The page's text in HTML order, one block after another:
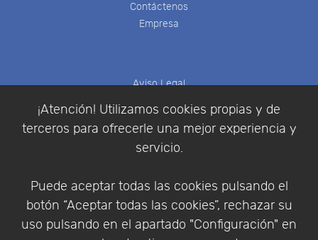
¡Atención! Utilizamos cookies propias y de
terceros para ofrecerle una mejor experiencia y
servicio.
Puede aceptar todas las cookies pulsando el
botón “Aceptar todas las cookies”, rechazar su
uso pulsando en el apartado "Configuración" en
Contáctenos
Empresa
Aviso Legal
Política de Privacidad
Condiciones de compra
Identificarse